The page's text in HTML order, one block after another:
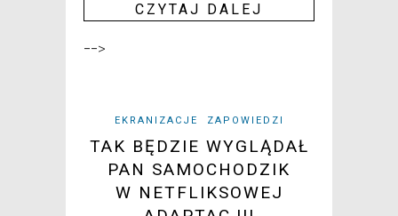
CZY­TAJ DALEJ
-->
EKRANIZACJE ZAPOWIEDZI
TAK BĘDZIE WYGLĄDAŁ
PAN SAMOCHODZIK
W NETFLIKSOWEJ